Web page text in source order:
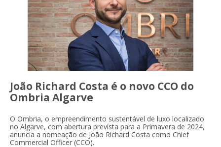
João Richard Costa é o novo CCO do
Ombria Algarve
O Ombria, o empreendimento sustentável de luxo localizado
no Algarve, com abertura prevista para a Primavera de 2024,
anuncia a nomeação de João Richard Costa como Chief
Commercial Officer (CCO).